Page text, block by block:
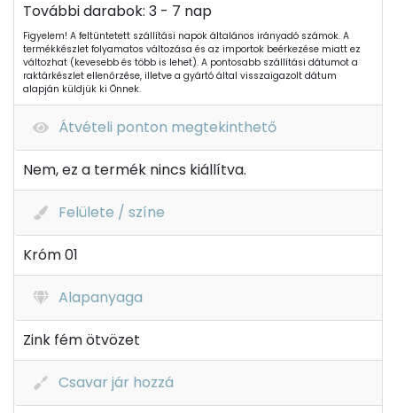
További darabok: 3 - 7 nap
Figyelem! A feltüntetett szállítási napok általános irányadó számok. A
termékkészlet folyamatos változása és az importok beérkezése miatt ez
változhat (kevesebb és több is lehet). A pontosabb szállítási dátumot a
raktárkészlet ellenőrzése, illetve a gyártó által visszaigazolt dátum
alapján küldjük ki Önnek.
Átvételi ponton megtekinthető
Nem, ez a termék nincs kiállítva.
Felülete / színe
Króm 01
Alapanyaga
Zink fém ötvözet
Csavar jár hozzá